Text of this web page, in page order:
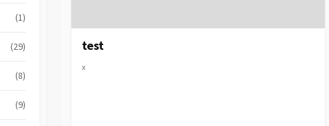
test
x
(1)
(29)
(8)
(9)